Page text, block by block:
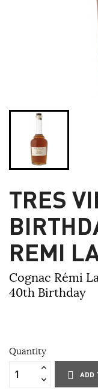
TRES
REMI
Cognac Rémi
40th Birthday
Quantity
ADD